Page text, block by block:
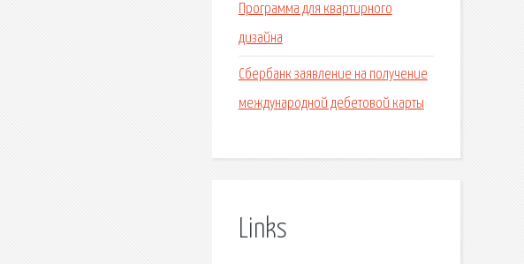
Программа для квартирного
дизайна
Сбербанк заявление на получение
международной дебетовой карты
Links